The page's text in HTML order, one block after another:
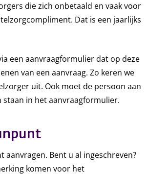
die zich onbetaald en vaak voor
Dat is een jaarlijks
een aanvraagformulier dat op deze
van een aanvraag. Zo keren we
uit. Ook moet de persoon aan
in het aanvraagformulier.
Bent u al ingeschreven?
komen voor het